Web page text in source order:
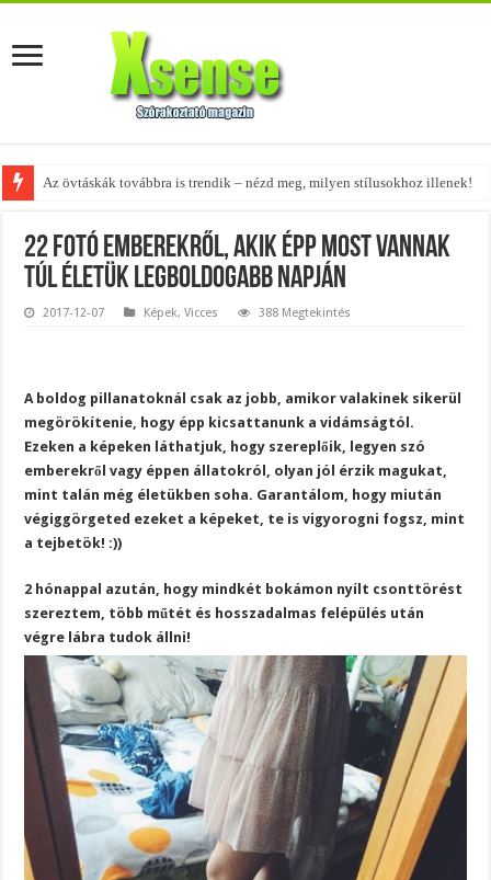
A tökéletes táskák férfiaknak – fedezd fel az 5 legjobb fazont!
22 fotó emberekről, akik épp most vannak
túl életük legboldogabb napján
2017-12-07 Képek,Vicces 388 Megtekintés
A boldog pillanatoknál csak az jobb, amikor valakinek sikerül
megörökítenie, hogy épp kicsattanunk a vidámságtól.
Ezeken a képeken láthatjuk, hogy szereplőik, legyen szó
emberekről vagy éppen állatokról, olyan jól érzik magukat,
mint talán még életükben soha. Garantálom, hogy miután
végiggörgeted ezeket a képeket, te is vigyorogni fogsz, mint
a tejbetök! :))
2 hónappal azután, hogy mindkét bokámon nyílt csonttörést
szereztem, több műtét és hosszadalmas felépülés után
végre lábra tudok állni!